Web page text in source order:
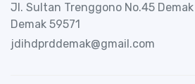
Jl. Sultan Trenggono No.45
Demak 59571
jdihdprddemak@gmail.com